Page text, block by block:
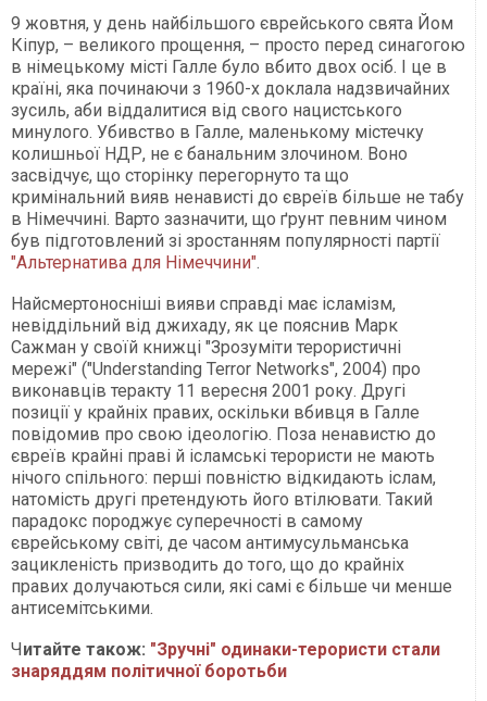
9 жовтня, у день найбільшого єврейського свята Йом
Кіпур, – великого прощення, – просто перед синагогою
в німецькому місті Галле було вбито двох осіб. І це в
країні, яка починаючи з 1960-х доклала надзвичайних
зусиль, аби віддалитися від свого нацистського
минулого. Убивство в Галле, маленькому містечку
колишньої НДР, не є банальним злочином. Воно
засвідчує, що сторінку перегорнуто та що
кримінальний вияв ненависті до євреїв більше не табу
в Німеччині. Варто зазначити, що ґрунт певним чином
був підготовлений зі зростанням популярності партії
"Альтернатива для Німеччини".
Найсмертоносніші вияви справді має ісламізм,
невіддільний від джихаду, як це пояснив Марк
Сажман у своїй книжці "Зрозуміти терористичні
мережі" ("Understanding Terror Networks", 2004) про
виконавців теракту 11 вересня 2001 року. Другі
позиції у крайніх правих, оскільки вбивця в Галле
повідомив про свою ідеологію. Поза ненавистю до
євреїв крайні праві й ісламські терористи не мають
нічого спільного: перші повністю відкидають іслам,
натомість другі претендують його втілювати. Такий
парадокс породжує суперечності в самому
єврейському світі, де часом антимусульманська
зацикленість призводить до того, що до крайніх
правих долучаються сили, які самі є більше чи менше
антисемітськими.
Ч итайте також: "Зручні" одинаки-терористи стали
знаряддям політичної боротьби